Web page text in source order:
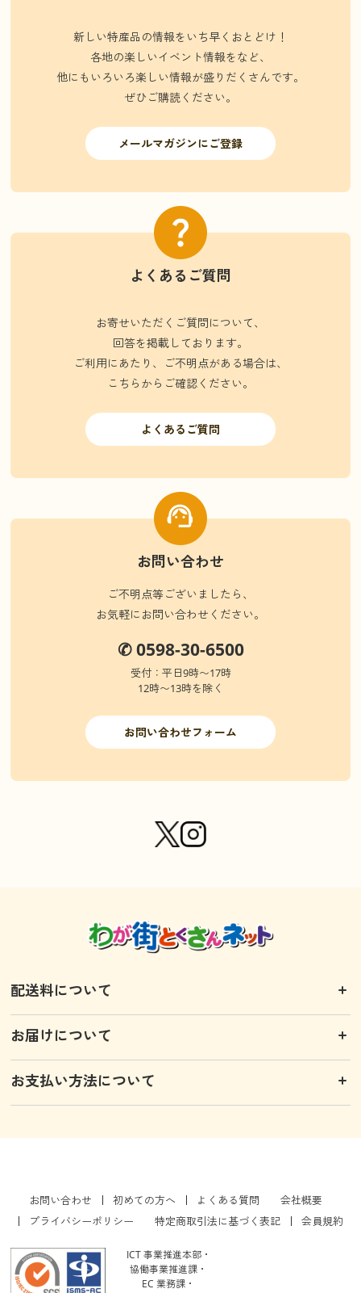
新しい特産品の情報をいち早くおとどけ！
各地の楽しいイベント情報をなど、
他にもいろいろ楽しい情報が盛りだくさんです。
ぜひご購読ください。
メールマガジンにご登録
よくあるご質問
お寄せいただくご質問について、
回答を掲載しております。
ご利用にあたり、ご不明点がある場合は、
こちらからご確認ください。
よくあるご質問
お問い合わせ
ご不明点等ございましたら、
お気軽にお問い合わせください。
✆ 0598-30-6500
受付：平日9時〜17時
12時〜13時を除く
お問い合わせフォーム
配送料について
お届けについて
お支払い方法について
お問い合わせ 初めての方へ よくある質問
会社概要
プライバシーポリシー
特定商取引法に基づく表記 会員規約
ICT 事業推進本部・
協働事業推進課・
EC 業務課・